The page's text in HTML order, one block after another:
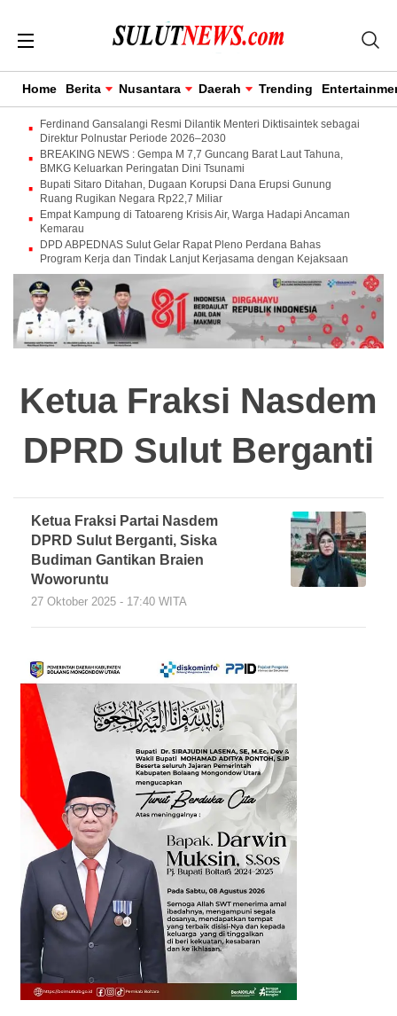
Home Berita Nusantara Daerah Trending
Ferdinand Gansalangi Resmi Dilantik Menteri Diktisaintek sebagai
Direktur Polnustar Periode 2026–2030
BREAKING NEWS : Gempa M 7,7 Guncang Barat Laut Tahuna,
BMKG Keluarkan Peringatan Dini Tsunami
Bupati Sitaro Ditahan, Dugaan Korupsi Dana Erupsi Gunung
Ruang Rugikan Negara Rp22,7 Miliar
Empat Kampung di Tatoareng Krisis Air, Warga Hadapi Ancaman
Kemarau
DPD ABPEDNAS Sulut Gelar Rapat Pleno Perdana Bahas
Program Kerja dan Tindak Lanjut Kerjasama dengan Kejaksaan
Ketua Fraksi Nasdem
DPRD Sulut Berganti
Ketua Fraksi Partai Nasdem
DPRD Sulut Berganti, Siska
Budiman Gantikan Braien
Woworuntu
27 Oktober 2025 - 17:40 WITA